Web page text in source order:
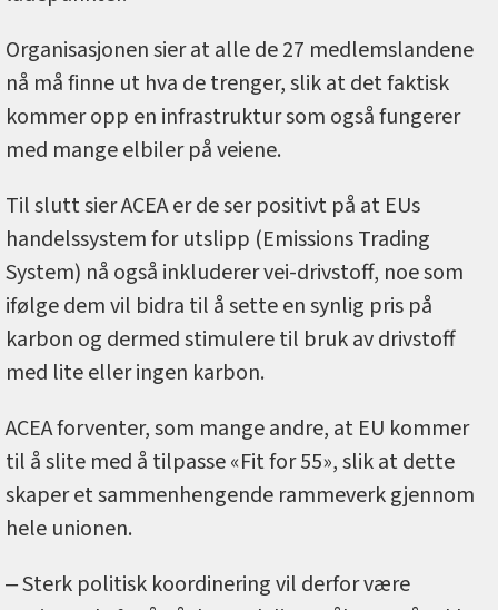
Organisasjonen sier at alle de 27 medlemslandene
nå må finne ut hva de trenger, slik at det faktisk
kommer opp en infrastruktur som også fungerer
med mange elbiler på veiene.
Til slutt sier ACEA er de ser positivt på at EUs
handelssystem for utslipp (Emissions Trading
System) nå også inkluderer vei-drivstoff, noe som
ifølge dem vil bidra til å sette en synlig pris på
karbon og dermed stimulere til bruk av drivstoff
med lite eller ingen karbon.
ACEA forventer, som mange andre, at EU kommer
til å slite med å tilpasse «Fit for 55», slik at dette
skaper et sammenhengende rammeverk gjennom
hele unionen.
‒ Sterk politisk koordinering vil derfor være